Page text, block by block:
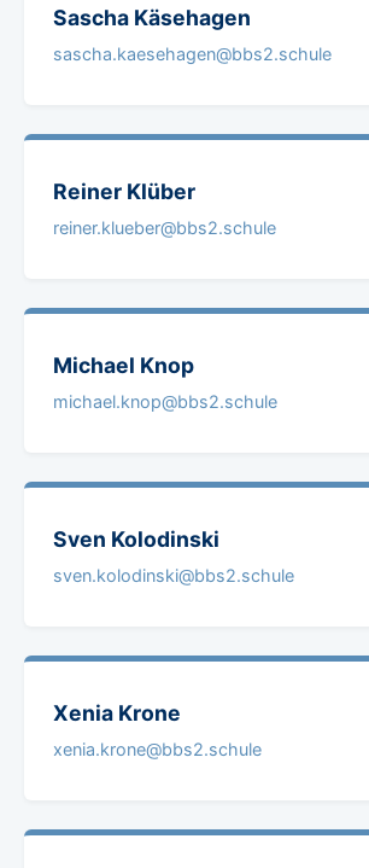
Sascha Käsehagen
sascha.kaesehagen@bbs2.schule
Reiner Klüber
reiner.klueber@bbs2.schule
Michael Knop
michael.knop@bbs2.schule
Sven Kolodinski
sven.kolodinski@bbs2.schule
Xenia Krone
xenia.krone@bbs2.schule